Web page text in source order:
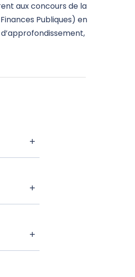
aux concours de la
Publiques) en